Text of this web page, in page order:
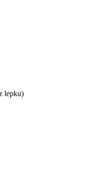
lepku)